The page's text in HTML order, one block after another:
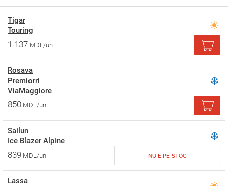
Tigar
Touring
1 137 MDL/un
Rosava
Premiorri
ViaMaggiore
850 MDL/un
Sailun
Ice Blazer Alpine
839 MDL/un NU E PE STOC
Lassa